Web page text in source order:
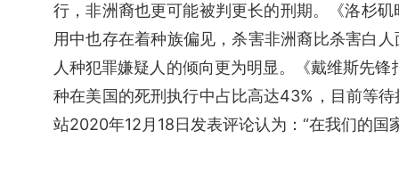
行，非洲裔也更可能被判更长的刑期。《洛杉
用中也存在着种族偏见，杀害非洲裔比杀害白
人种犯罪嫌疑人的倾向更为明显。《戴维斯先
种在美国的死刑执行中占比高达43%，目前等
站2020年12月18日发表评论认为：“在我们的